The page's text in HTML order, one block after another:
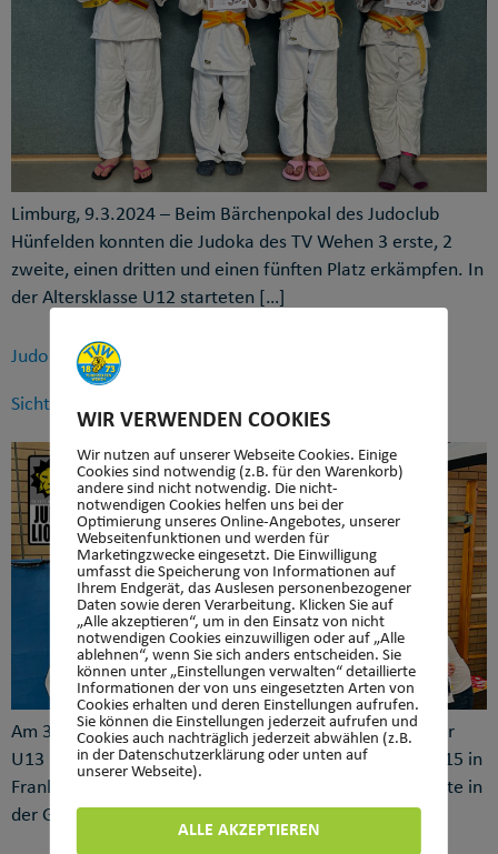
Limburg, 9.3.2024 – Beim Bärchenpokal des Judoclub
Hünfelden konnten die Judoka des TV Wehen 3 erste, 2
zweite, einen dritten und einen fünften Platz erkämpfen. In
der Altersklasse U12 starteten […]
Judo: Silbermedaille für Marie Thurn beim Offenen
Sichtungsturnier der U13
Am 3.6.2023 fand das offene Judo-Sichtungsturnier der
U13 im Rahmen der Hessischen Einzelmeisterschaft U15 in
Frankfurt am Main statt. Marie Thurn vom TVW startete in
der Gewichtsklasse bis 40kg. Nach […]
WIR VERWENDEN COOKIES
Wir nutzen auf unserer Webseite Cookies. Einige
Cookies sind notwendig (z.B. für den Warenkorb)
andere sind nicht notwendig. Die nicht-
notwendigen Cookies helfen uns bei der
Optimierung unseres Online-Angebotes, unserer
Webseitenfunktionen und werden für
Marketingzwecke eingesetzt. Die Einwilligung
umfasst die Speicherung von Informationen auf
Ihrem Endgerät, das Auslesen personenbezogener
Daten sowie deren Verarbeitung. Klicken Sie auf
„Alle akzeptieren“, um in den Einsatz von nicht
notwendigen Cookies einzuwilligen oder auf „Alle
ablehnen“, wenn Sie sich anders entscheiden. Sie
können unter „Einstellungen verwalten“ detaillierte
Informationen der von uns eingesetzten Arten von
Cookies erhalten und deren Einstellungen aufrufen.
Sie können die Einstellungen jederzeit aufrufen und
Cookies auch nachträglich jederzeit abwählen (z.B.
in der Datenschutzerklärung oder unten auf
unserer Webseite).
ALLE AKZEPTIEREN